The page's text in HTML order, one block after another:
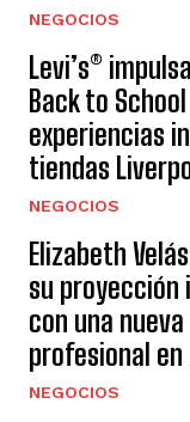
NEGOCIOS
Levi’s®
Back to
experiencias
tiendas
NEGOCIOS
Elizabeth
su proyección
con una
profesional en
NEGOCIOS